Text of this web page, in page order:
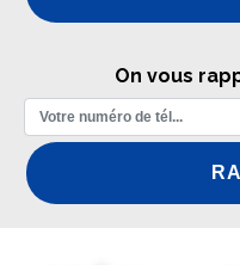
On vous